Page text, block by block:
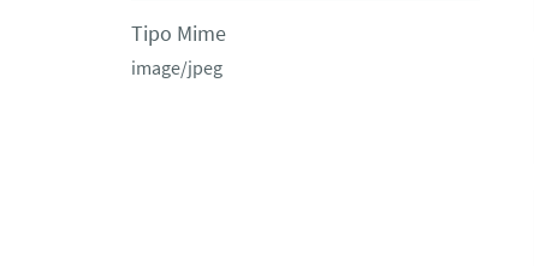
Tipo Mime
image/jpeg